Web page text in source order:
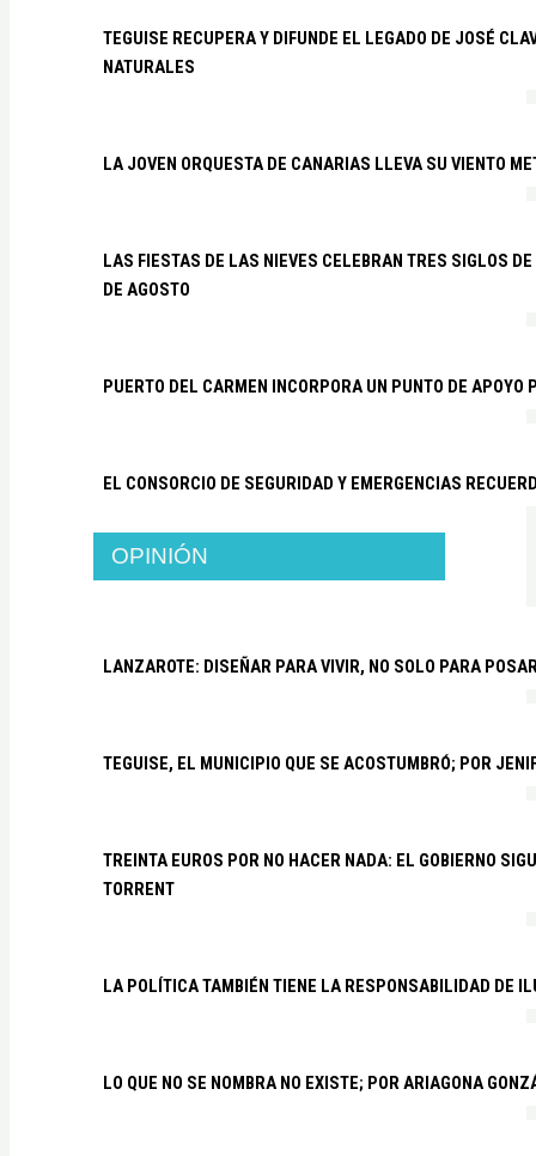
TEGUISE RECUPERA Y DIFUNDE EL LEGADO DE JOSÉ
NATURALES
LA JOVEN ORQUESTA DE CANARIAS LLEVA SU VIENTO
LAS FIESTAS DE LAS NIEVES CELEBRAN TRES SIGLOS
DE AGOSTO
PUERTO DEL CARMEN INCORPORA UN PUNTO DE
EL CONSORCIO DE SEGURIDAD Y EMERGENCIAS
OPINIÓN
LANZAROTE: DISEÑAR PARA VIVIR, NO SOLO PARA
TEGUISE, EL MUNICIPIO QUE SE ACOSTUMBRÓ; POR
TREINTA EUROS POR NO HACER NADA: EL GOBIERNO
TORRENT
LA POLÍTICA TAMBIÉN TIENE LA RESPONSABILIDAD DE
LO QUE NO SE NOMBRA NO EXISTE; POR ARIAGONA